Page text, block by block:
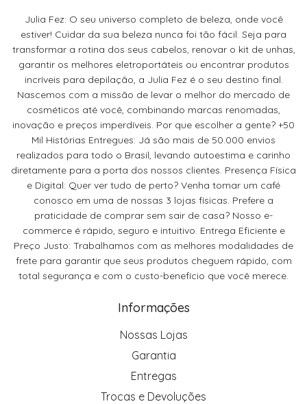
Julia Fez: O seu universo completo de beleza, onde você
estiver! Cuidar da sua beleza nunca foi tão fácil. Seja para
transformar a rotina dos seus cabelos, renovar o kit de unhas,
garantir os melhores eletroportáteis ou encontrar produtos
incríveis para depilação, a Julia Fez é o seu destino final.
Nascemos com a missão de levar o melhor do mercado de
cosméticos até você, combinando marcas renomadas,
inovação e preços imperdíveis. Por que escolher a gente? +50
Mil Histórias Entregues: Já são mais de 50.000 envios
realizados para todo o Brasil, levando autoestima e carinho
diretamente para a porta dos nossos clientes. Presença Física
e Digital: Quer ver tudo de perto? Venha tomar um café
conosco em uma de nossas 3 lojas físicas. Prefere a
praticidade de comprar sem sair de casa? Nosso e-
commerce é rápido, seguro e intuitivo. Entrega Eficiente e
Preço Justo: Trabalhamos com as melhores modalidades de
frete para garantir que seus produtos cheguem rápido, com
total segurança e com o custo-benefício que você merece.
Informações
Nossas Lojas
Garantia
Entregas
Trocas e Devoluções